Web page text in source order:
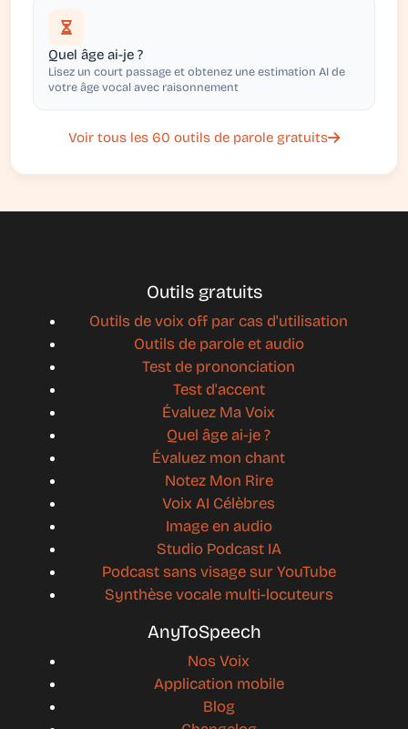
Quel âge ai-je ?
Lisez un court passage et obtenez une estimation AI de
votre âge vocal avec raisonnement
Voir tous les 60 outils de parole gratuits
Outils gratuits
Outils de voix off par cas d'utilisation
Outils de parole et audio
Test de prononciation
Test d'accent
Évaluez Ma Voix
Quel âge ai-je ?
Évaluez mon chant
Notez Mon Rire
Voix AI Célèbres
Image en audio
Studio Podcast IA
Podcast sans visage sur YouTube
Synthèse vocale multi-locuteurs
AnyToSpeech
Nos Voix
Application mobile
Blog